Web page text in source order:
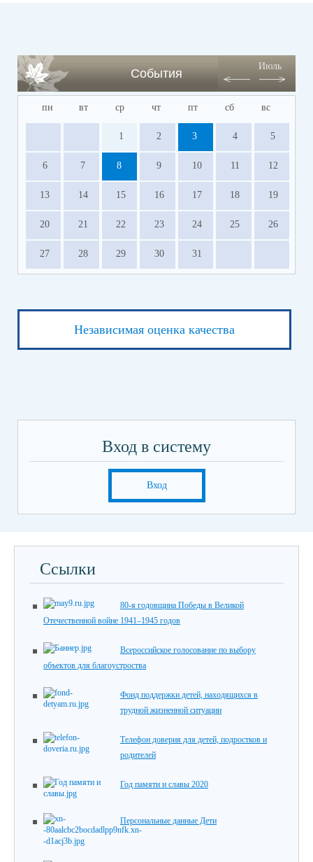
События
Июль
пн вт ср чт пт сб вс
1 2 3 4 5
6 7 8 9 10 11 12
13 14 15 16 17 18 19
20 21 22 23 24 25 26
27 28 29 30 31
Независимая оценка качества
Вход в систему
Вход
Ссылки
80-я годовщина Победы в Великой
Отечественной войне 1941–1945 годов
Всероссийское голосование по выбору
объектов для благоустроства
Фонд поддержки детей, находящихся в
трудной жизненной ситуации
Телефон доверия для детей, подростков и
родителей
Год памяти и славы 2020
Персональные данные Дети